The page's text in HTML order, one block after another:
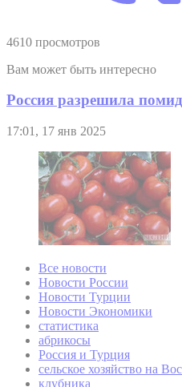
4610 просмотров
Вам может быть интересно
Россия разрешила
17:01, 17 янв 2025
Все новости
Новости России
Новости Турции
Новости Экономики
статистика
абрикосы
Россия и Турция
сельское хозяйство на
клубника